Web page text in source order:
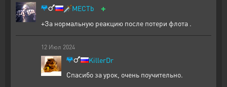
🗡️MECTb +
+За нормальную реакцию после потери флота .
12 Июл 2024
KillerDr
Спасибо за урок, очень поучительно.